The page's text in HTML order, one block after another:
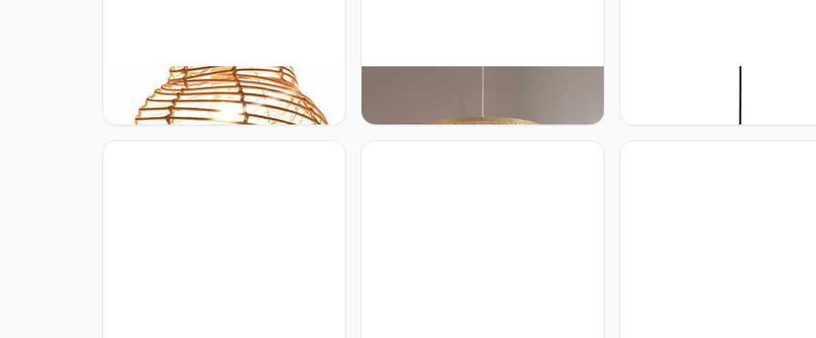
CSSYKV CSSYKV Zuidoost-azie
hangerlamp bamboe hangerlamp
hangerlamp antiek bamboe
hangerlamp hangerlamp
Plafondverlichtingsarmaturen
Creatieve Plafondhanglamp In
Retro Bamboe Kroonluchter
Slaapkamer Hanglamp E27